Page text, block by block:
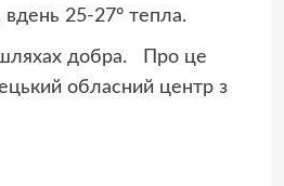
вдень 25-27° тепла.
добра. Про це
обласний центр з